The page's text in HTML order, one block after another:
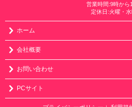
営業時間:9時から
定休日:火曜・
ホーム
会社概要
お問い合わせ
PCサイト